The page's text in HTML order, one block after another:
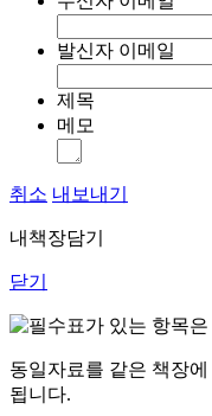
발신자 이메일
제목
메모
취소 내보내기
내책장담기
닫기
표가 있는 항목
동일자료를 같은 책장
됩니다.